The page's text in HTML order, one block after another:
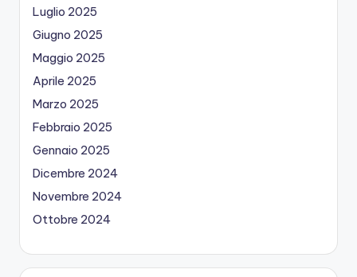
Luglio 2025
Giugno 2025
Maggio 2025
Aprile 2025
Marzo 2025
Febbraio 2025
Gennaio 2025
Dicembre 2024
Novembre 2024
Ottobre 2024